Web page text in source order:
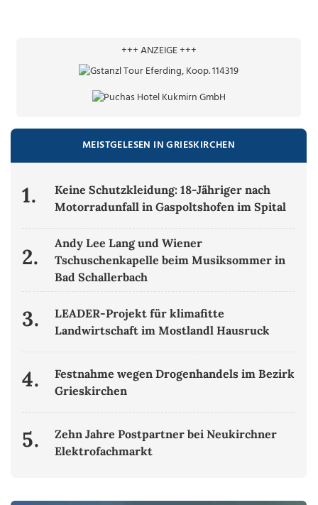
+++ ANZEIGE +++
MEISTGELESEN IN GRIESKIRCHEN
1.
Keine Schutzkleidung: 18-Jähriger nach
Motorradunfall in Gaspoltshofen im Spital
2.
Andy Lee Lang und Wiener
Tschuschenkapelle beim Musiksommer in
Bad Schallerbach
3.
LEADER-Projekt für klimafitte
Landwirtschaft im Mostlandl Hausruck
4.
Festnahme wegen Drogenhandels im Bezirk
Grieskirchen
5.
Zehn Jahre Postpartner bei Neukirchner
Elektrofachmarkt